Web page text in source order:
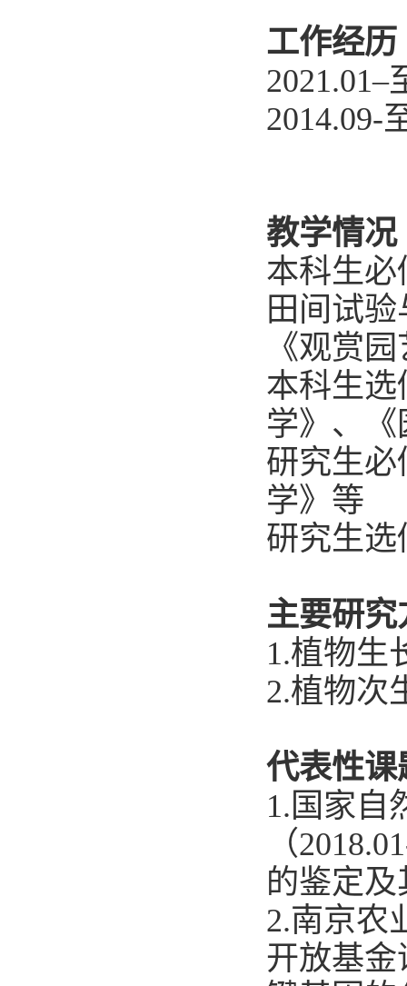
工作经历
2014.09-
教学情况
本科生
田间试
《观赏
本科生
学》、
研究生
学》等
研究生
主要研究
1.植物生
2.植物次
代表性课
1.国家自
（
的鉴定及
2.南京农
开放基金